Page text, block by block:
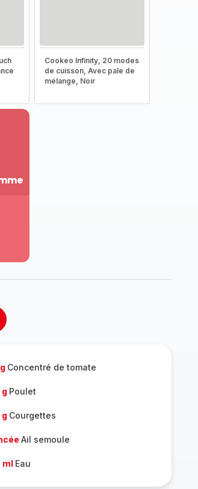
Cookeo Infinity, 20 modes
de cuisson, Avec pale de
mélange, Noir
Concentré de tomate
Poulet
Courgettes
Ail semoule
ml Eau